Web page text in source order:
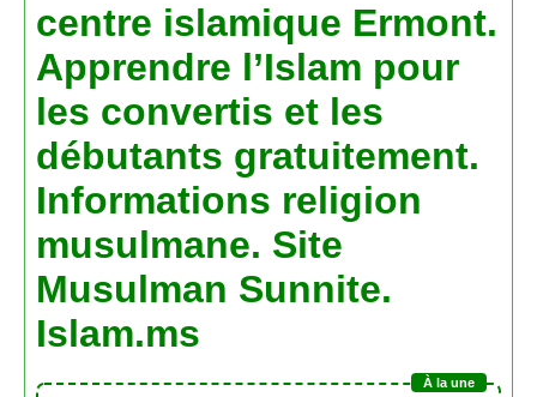
centre islamique Ermont.
Apprendre l’Islam pour
les convertis et les
débutants gratuitement.
Informations religion
musulmane. Site
Musulman Sunnite.
Islam.ms